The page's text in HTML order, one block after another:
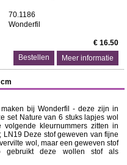
70.1186
Wonderfil
€ 16.50
Meer informatie
bij Wonderfil - deze zijn in
set Nature van 6 stuks lapjes wol
kleurnummers zitten in
Deze stof geweven van fijne
wol, maar een geweven stof
gebruikt deze wollen stof als